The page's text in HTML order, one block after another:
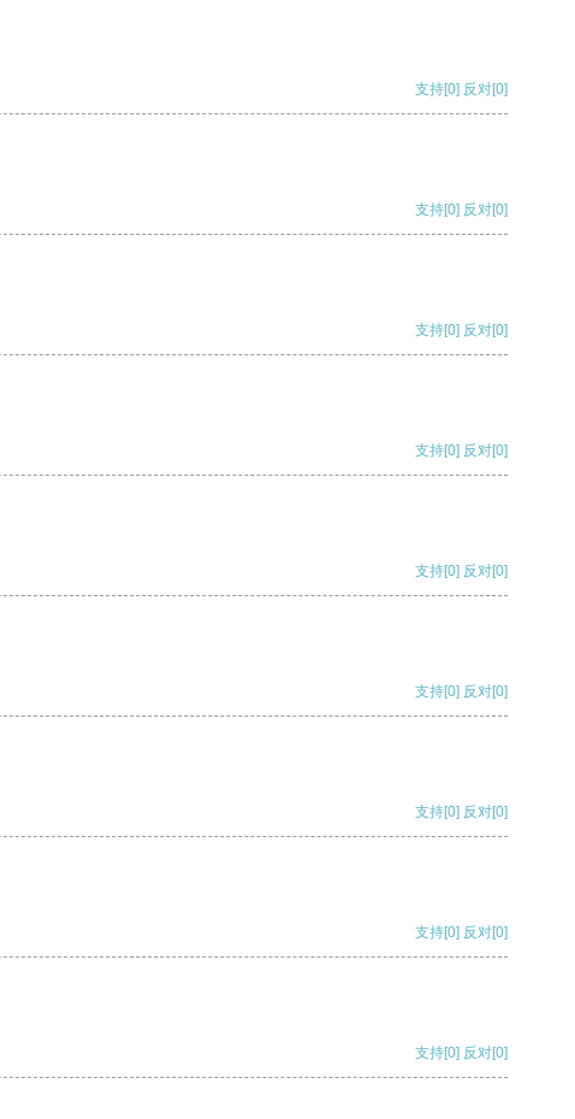
支持[0] 反对[0]
支持[0] 反对[0]
支持[0] 反对[0]
支持[0] 反对[0]
支持[0] 反对[0]
支持[0] 反对[0]
支持[0] 反对[0]
支持[0] 反对[0]
支持[0] 反对[0]